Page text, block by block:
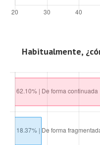
Habitualmente,